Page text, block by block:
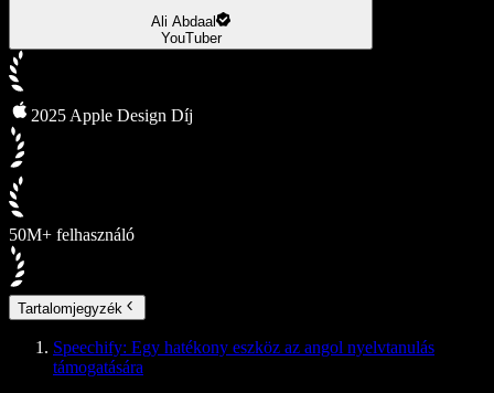
Ali Abdaal
YouTuber
2025 Apple Design Díj
50M+ felhasználó
Tartalomjegyzék
Speechify: Egy hatékony eszköz az angol nyelvtanulás
támogatására